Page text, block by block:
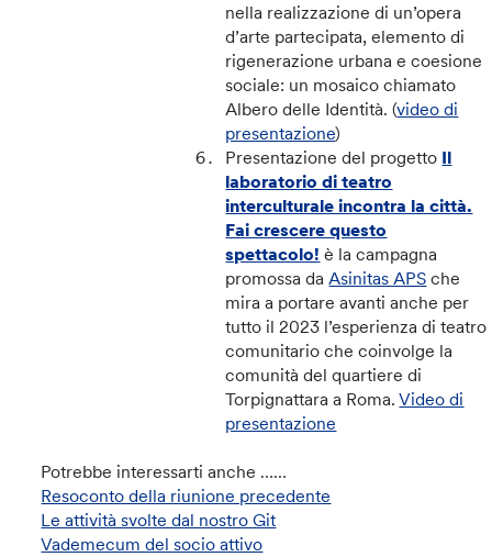
nella realizzazione di un’opera
d’arte partecipata, elemento di
rigenerazione urbana e coesione
sociale: un mosaico chiamato
Albero delle Identità. (video di
presentazione)
Presentazione del progetto Il
laboratorio di teatro
interculturale incontra la città.
Fai crescere questo
spettacolo! è la campagna
promossa da Asinitas APS che
mira a portare avanti anche per
tutto il 2023 l’esperienza di teatro
comunitario che coinvolge la
comunità del quartiere di
Torpignattara a Roma.Video di
presentazione
Potrebbe interessarti anche ……
Resoconto della riunione precedente
Le attività svolte dal nostro Git
Vademecum del socio attivo